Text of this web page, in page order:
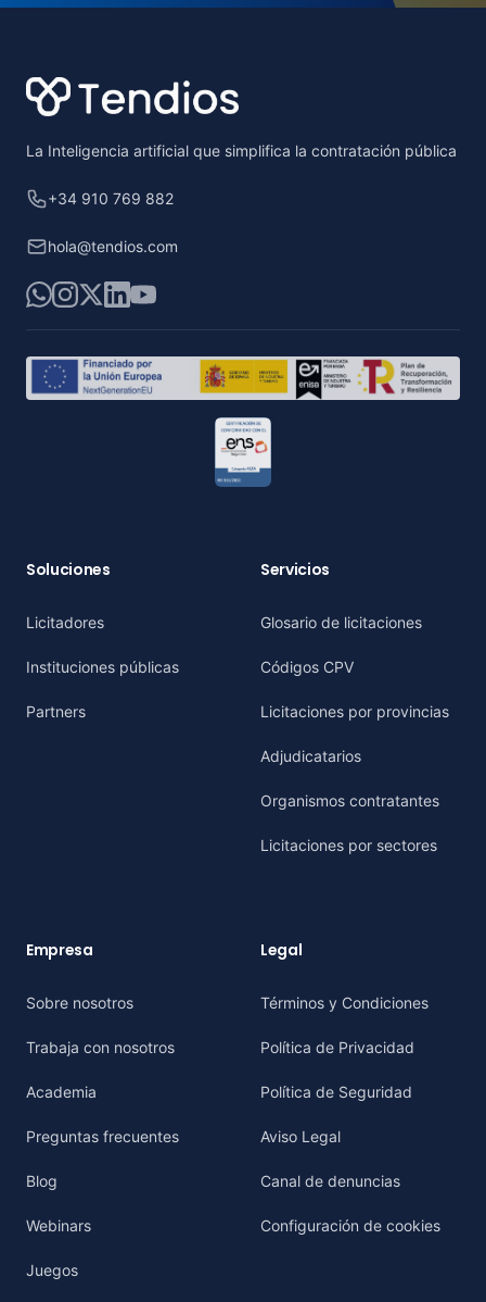
La Inteligencia artificial que simplifica la contratación pública
+34 910 769 882
hola@tendios.com
WhatsApp
Instagram
X LinkedIn
YouTube
Soluciones
Licitadores
Instituciones públicas
Partners
Servicios
Glosario de licitaciones
Códigos CPV
Licitaciones por provincias
Adjudicatarios
Organismos contratantes
Licitaciones por sectores
Empresa
Sobre nosotros
Trabaja con nosotros
Academia
Preguntas frecuentes
Blog
Webinars
Juegos
Legal
Términos y Condiciones
Política de Privacidad
Política de Seguridad
Aviso Legal
Canal de denuncias
Configuración de cookies